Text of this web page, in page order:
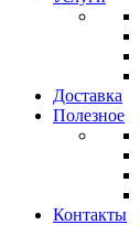
Доставка
Полезное
Контакты